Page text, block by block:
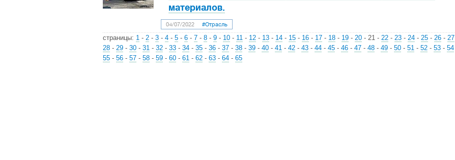
материалов.
04/07/2022 #Отрасль
страницы: 1 - 2 - 3 - 4 - 5 - 6 - 7 - 8 - 9 - 10 - 11 - 12 - 13 - 14 - 15 - 16 - 17 - 18 - 19 - 20 - 21 - 22 - 23 - 24 - 25 - 26 - 27
28 - 29 - 30 - 31 - 32 - 33 - 34 - 35 - 36 - 37 - 38 - 39 - 40 - 41 - 42 - 43 - 44 - 45 - 46 - 47 - 48 - 49 - 50 - 51 - 52 - 53 - 54
55 - 56 - 57 - 58 - 59 - 60 - 61 - 62 - 63 - 64 - 65